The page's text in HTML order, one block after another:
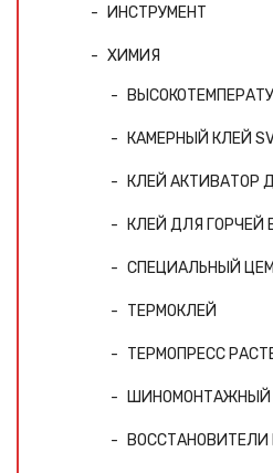
ИНСТРУМЕНТ
ХИМИЯ
КАМЕРНЫЙ КЛЕЙ
КЛЕЙ АКТИВАТОР
КЛЕЙ ДЛЯ ГОРЧЕЙ
СПЕЦИАЛЬНЫЙ
ТЕРМОКЛЕЙ
ТЕРМОПРЕСС
ШИНОМОНТАЖНЫЙ
ВОССТАНОВИТЕЛИ